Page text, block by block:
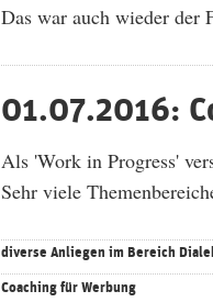
Das war auch wieder der
01.07.2016:
Als 'Work in Progress'
Sehr viele
diverse Anliegen im Bereich
Coaching für Werbung